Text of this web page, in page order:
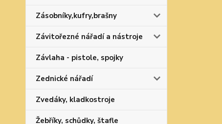
Zásobníky,kufry,brašny
Závitořezné nářadí a nástroje
Závlaha - pistole, spojky
Zednické nářadí
Zvedáky, kladkostroje
Žebříky, schůdky, štafle